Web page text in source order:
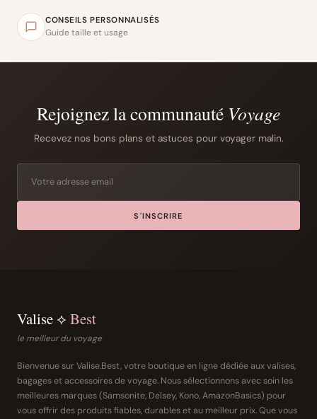
CONSEILS PERSONNALISÉS
Guide taille et usage
Rejoignez la communauté Voyage
Recevez nos bons plans et astuces pour voyager malin.
S'INSCRIRE
Valise ⟡ Best
le meilleur du voyage
Bienvenue sur Valise.Best, votre boutique en ligne dédiée aux valises,
bagages et accessoires de voyage. Nous sélectionnons avec soin les
meilleures marques (Samsonite, Delsey, Kono, AmazonBasics) pour
vous offrir des produits fiables, durables et au meilleur prix. Que vous